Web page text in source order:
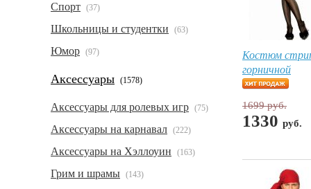
Спорт (37)
Школьницы и студентки (63)
Юмор (97)
Аксессуары (1578)
Аксессуары для ролевых игр (75)
Аксессуары на карнавал (222)
Аксессуары на Хэллоуин (163)
Грим и шрамы (143)
Костюм
горничной
1699 руб.
1330 руб.